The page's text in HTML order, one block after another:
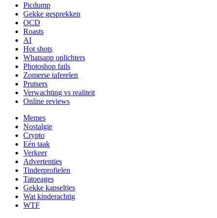
Picdump
Gekke gesprekken
OCD
Roasts
AI
Hot shots
Whatsapp oplichters
Photoshop fails
Zomerse taferelen
Prutsers
Verwachting vs realiteit
Online reviews
Memes
Nostalgie
Crypto
Eén taak
Verkeer
Advertenties
Tinderprofielen
Tatoeages
Gekke kapseltjes
Wat kinderachtig
WTF